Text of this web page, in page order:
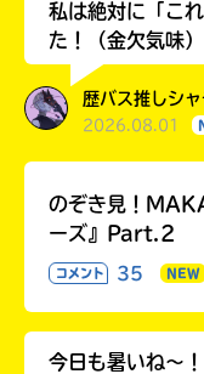
私は絶対に「こ
た！（金欠気味）
歴バス推しシ
2026.08.01
のぞき見！
ーズ』Part.2
コメント 35 NEW
今日も暑いね〜！